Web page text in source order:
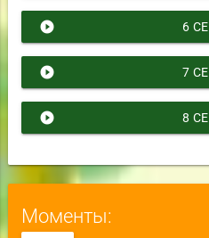
play_circle_filled 6
play_circle_filled 7
play_circle_filled 8
Моменты: